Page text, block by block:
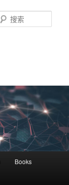
索
Books